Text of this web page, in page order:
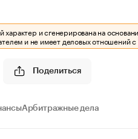
и сгенерирована на
и не имеет деловых отношений
Поделиться
Арбитражные дела